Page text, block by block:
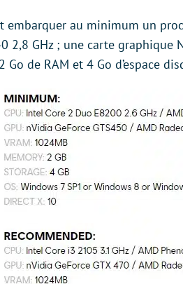
au minimum un
2,8 GHz ; une carte graphique
Go de RAM et 4 Go d’espace